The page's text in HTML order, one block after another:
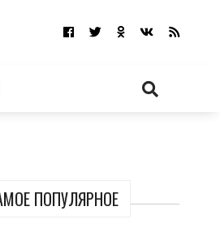
ПОПУЛЯРНОЕ